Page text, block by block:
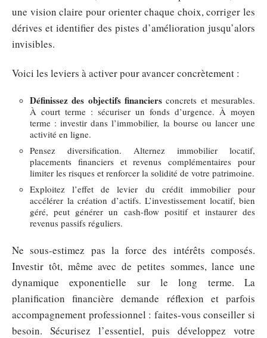
une vision claire pour orienter chaque choix, corriger les
dérives et identifier des pistes d’amélioration jusqu’alors
invisibles.
Voici les leviers à activer pour avancer concrètement :
Définissez des objectifs financiers concrets et mesurables.
À court terme : sécuriser un fonds d’urgence. À moyen
terme : investir dans l’immobilier, la bourse ou lancer une
activité en ligne.
Pensez diversification. Alternez immobilier locatif,
placements financiers et revenus complémentaires pour
limiter les risques et renforcer la solidité de votre patrimoine.
Exploitez l’effet de levier du crédit immobilier pour
accélérer la création d’actifs. L’investissement locatif, bien
géré, peut générer un cash-flow positif et instaurer des
revenus passifs réguliers.
Ne sous-estimez pas la force des intérêts composés.
Investir tôt, même avec de petites sommes, lance une
dynamique exponentielle sur le long terme. La
planification financière demande réflexion et parfois
accompagnement professionnel : faites-vous conseiller si
besoin. Sécurisez l’essentiel, puis développez votre